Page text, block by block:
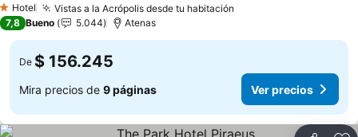
1 Estrellas
Hotel Vistas a la Acrópolis desde tu habitación
7,8 Bueno 5.044 Atenas
De $ 156.245
Mira precios de 9 páginas Ver precios